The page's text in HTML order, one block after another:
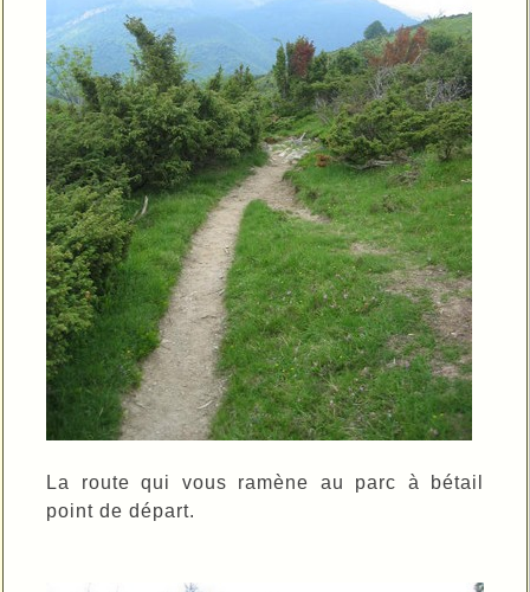
La route qui vous ramène au parc à bétail
point de départ.